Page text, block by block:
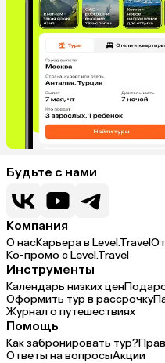
Будьте с нами
Компания
О насКарьера в Level.Travel
Ко-промо с Level.Travel
Инструменты
Календарь низких цен
Оформить тур в рассрочку
Журнал о путешествиях
Помощь
Как забронировать тур?
Ответы на вопросыАкции